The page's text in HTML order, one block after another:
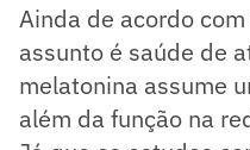
Ainda de acordo
assunto é saúde de
melatonina assume
além da função na